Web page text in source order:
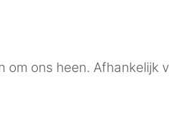
ons heen. Afhankelijk